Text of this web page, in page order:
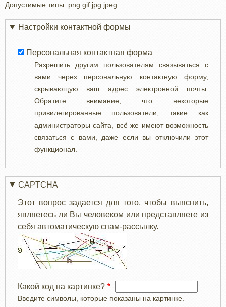
Допустимые типы: png gif jpg jpeg.
Настройки контактной формы
Персональная контактная форма
Разрешить другим пользователям связываться с
вами через персональную контактную форму,
скрывающую ваш адрес электронной почты.
Обратите внимание, что некоторые
привилегированные пользователи, такие как
администраторы сайта, всё же имеют возможность
связаться с вами, даже если вы отключили этот
функционал.
CAPTCHA
Этот вопрос задается для того, чтобы выяснить,
являетесь ли Вы человеком или представляете из
себя автоматическую спам-рассылку.
Какой код на картинке?
Введите символы, которые показаны на картинке.